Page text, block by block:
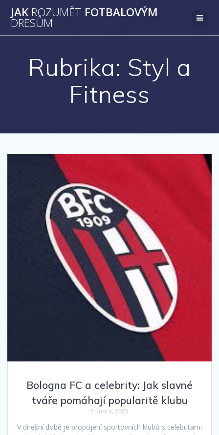
na
JAK ROZUMĚT FOTBALOVÝM
DRESŮM
Rubrika: Styl a
Fitness
Bologna FC a celebrity: Jak slavné
tváře pomáhají popularitě klubu
5 února, 2025
V dnešní době je propojení sportovních klubů s celebritami